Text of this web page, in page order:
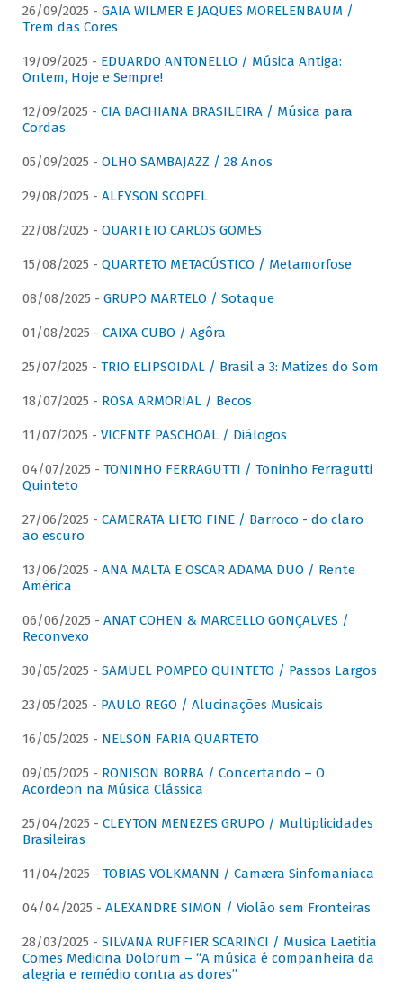
26/09/2025 - GAIA WILMER E JAQUES MORELENBAUM /
Trem das Cores
19/09/2025 - EDUARDO ANTONELLO / Música Antiga:
Ontem, Hoje e Sempre!
12/09/2025 - CIA BACHIANA BRASILEIRA / Música para
Cordas
05/09/2025 - OLHO SAMBAJAZZ / 28 Anos
29/08/2025 - ALEYSON SCOPEL
22/08/2025 - QUARTETO CARLOS GOMES
15/08/2025 - QUARTETO METACÚSTICO / Metamorfose
08/08/2025 - GRUPO MARTELO / Sotaque
01/08/2025 - CAIXA CUBO / Agôra
25/07/2025 - TRIO ELIPSOIDAL / Brasil a 3: Matizes do Som
18/07/2025 - ROSA ARMORIAL / Becos
11/07/2025 - VICENTE PASCHOAL / Diálogos
04/07/2025 - TONINHO FERRAGUTTI / Toninho Ferragutti
Quinteto
27/06/2025 - CAMERATA LIETO FINE / Barroco - do claro
ao escuro
13/06/2025 - ANA MALTA E OSCAR ADAMA DUO / Rente
América
06/06/2025 - ANAT COHEN & MARCELLO GONÇALVES /
Reconvexo
30/05/2025 - SAMUEL POMPEO QUINTETO / Passos Largos
23/05/2025 - PAULO REGO / Alucinações Musicais
16/05/2025 - NELSON FARIA QUARTETO
09/05/2025 - RONISON BORBA / Concertando – O
Acordeon na Música Clássica
25/04/2025 - CLEYTON MENEZES GRUPO / Multiplicidades
Brasileiras
11/04/2025 - TOBIAS VOLKMANN / Camæra Sinfomaniaca
04/04/2025 - ALEXANDRE SIMON / Violão sem Fronteiras
28/03/2025 - SILVANA RUFFIER SCARINCI / Musica Laetitia
Comes Medicina Dolorum – “A música é companheira da
alegria e remédio contra as dores”